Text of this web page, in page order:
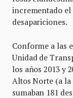
incrementado el
desapariciones.
Conforme a las
Unidad de
los años 2013 y
Altos Norte (a la
sumaban 181